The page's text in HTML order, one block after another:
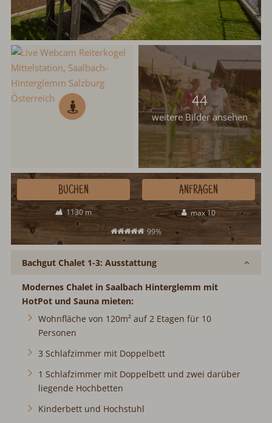
44
weitere Bilder ansehen
1130 m
max 10
99%
BUCHEN ANFRAGEN
Bachgut Chalet 1-3: Ausstattung
Modernes Chalet in Saalbach Hinterglemm mit
HotPot und Sauna mieten:
Wohnfläche von 120m² auf 2 Etagen für 10
Personen
3 Schlafzimmer mit Doppelbett
1 Schlafzimmer mit Doppelbett und zwei darüber
liegende Hochbetten
Kinderbett und Hochstuhl